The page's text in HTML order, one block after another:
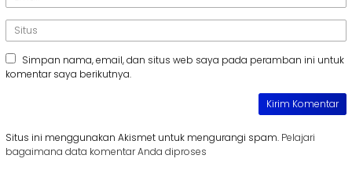
Simpan nama, email, dan situs web saya pada peramban ini untuk
komentar saya berikutnya.
Situs ini menggunakan Akismet untuk mengurangi spam. Pelajari
bagaimana data komentar Anda diproses